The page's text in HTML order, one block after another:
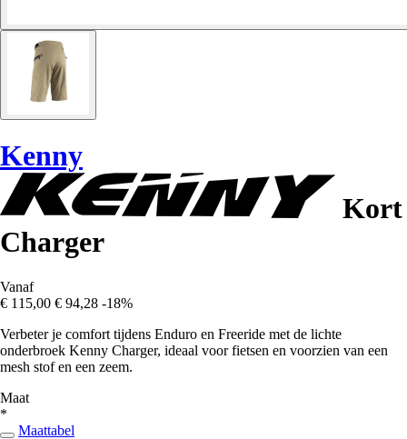
Kenny
Kort
Charger
Vanaf
€ 115,00 € 94,28 -18%
Verbeter je comfort tijdens Enduro en Freeride met de lichte
onderbroek Kenny Charger, ideaal voor fietsen en voorzien van een
mesh stof en een zeem.
Maat
*
Maattabel